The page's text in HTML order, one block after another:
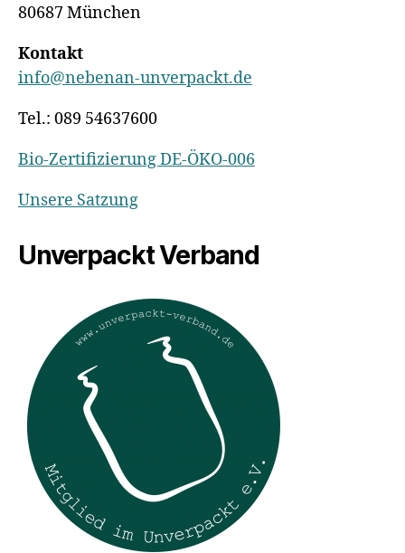
80687 München
Kontakt
info@nebenan-unverpackt.de
Tel.: 089 54637600
Bio-Zertifizierung DE-ÖKO-006
Unsere Satzung
Unverpackt Verband